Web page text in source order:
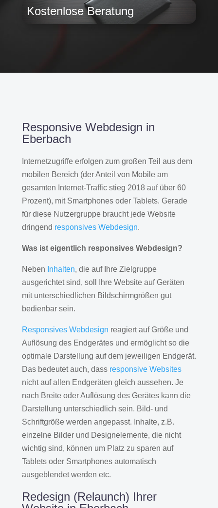
Kostenlose Beratung
Responsive Webdesign in
Eberbach
Internetzugriffe erfolgen zum großen Teil aus dem
mobilen Bereich (der Anteil von Mobile am
gesamten Internet-Traffic stieg 2018 auf über 60
Prozent), mit Smartphones oder Tablets. Gerade
für diese Nutzergruppe braucht jede Website
dringend responsives Webdesign.
Was ist eigentlich responsives Webdesign?
Neben Inhalten, die auf Ihre Zielgruppe
ausgerichtet sind, soll Ihre Website auf Geräten
mit unterschiedlichen Bildschirmgrößen gut
bedienbar sein.
Responsives Webdesign reagiert auf Größe und
Auflösung des Endgerätes und ermöglicht so die
optimale Darstellung auf dem jeweiligen Endgerät.
Das bedeutet auch, dass responsive Websites
nicht auf allen Endgeräten gleich aussehen. Je
nach Breite oder Auflösung des Gerätes kann die
Darstellung unterschiedlich sein. Bild- und
Schriftgröße werden angepasst. Inhalte, z.B.
einzelne Bilder und Designelemente, die nicht
wichtig sind, können um Platz zu sparen auf
Tablets oder Smartphones automatisch
ausgeblendet werden etc.
Redesign (Relaunch) Ihrer